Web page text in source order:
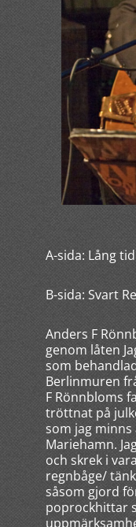
A-sida: Lång tid
B-sida: Svart
Anders F
genom låten
som
Berlinmuren
F Rönnbloms
tröttnat på
som jag minns
Mariehamn.
och skrek i
regnbåge/
såsom gjord
poprockhittar